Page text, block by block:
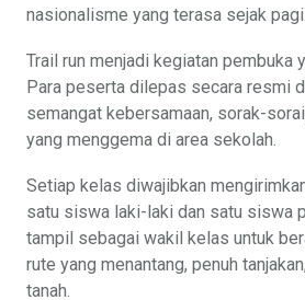
nasionalisme yang terasa sejak pagi.
Trail run menjadi kegiatan pembuka
Para peserta dilepas secara resmi
semangat kebersamaan, sorak-
yang menggema di area sekolah.
Setiap kelas diwajibkan
satu siswa laki-laki dan satu siswa
tampil sebagai wakil kelas untuk
rute yang menantang, penuh
tanah.